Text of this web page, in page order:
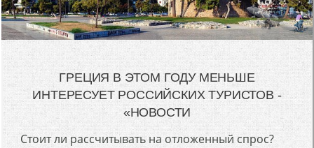
ГРЕЦИЯ В ЭТОМ ГОДУ МЕНЬШЕ
ИНТЕРЕСУЕТ РОССИЙСКИХ ТУРИСТОВ -
«НОВОСТИ
Стоит ли рассчитывать на отложенный спрос?